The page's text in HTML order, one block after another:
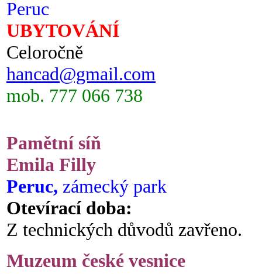
Peruc
UBYTOVÁNÍ
Celoročně
hancad@gmail.com
mob. 777 066 738
Pamětní síň
Emila Filly
Peruc, zámecký park
Otevírací doba:
Z technických důvodů zavřeno.
Muzeum české vesnice